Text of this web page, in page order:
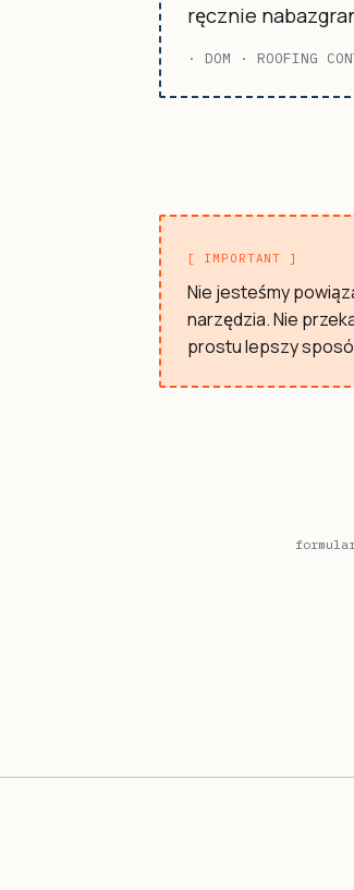
ręcznie
· DOM · ROOFING
[ IMPORTANT ]
Nie jesteśmy
narzędzia. Nie
prostu lepszy